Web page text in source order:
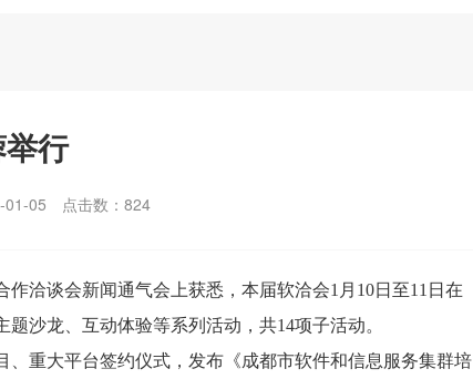
行
01-05 点击数： 824
洽谈会新闻通气会上获悉，本届软洽会1月10日至11日在
沙龙、互动体验等系列活动，共14项子活动。
、重大平台签约仪式，发布《成都市软件和信息服务集群培